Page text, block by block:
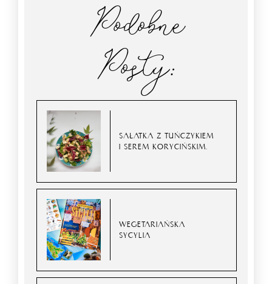
Podobne
Posty:
SAŁATKA Z TUŃCZYKIEM
I SEREM KORYCIŃSKIM.
WEGETARIAŃSKA
SYCYLIA